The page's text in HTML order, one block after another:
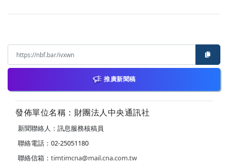
推廣新聞稿
發佈單位名稱：財團法人中央通訊社
新聞聯絡人：訊息服務核稿員
聯絡電話：02-25051180
聯絡信箱： timtimcna@mail.cna.com.tw